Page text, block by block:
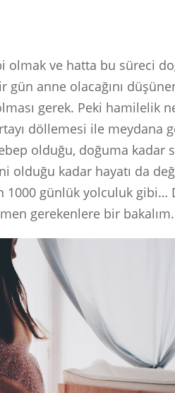
olmak ve hatta bu süreci
anne olacağını
gerek. Peki hamilelik
döllemesi ile meydana
olduğu, doğuma kadar
olduğu kadar hayatı da
günlük yolculuk gibi…
gerekenlere bir bakalım.